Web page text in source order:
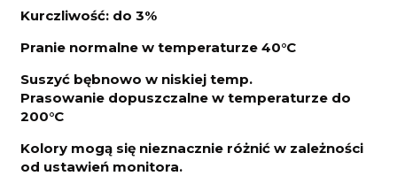
Kurczliwość: do 3%
Pranie normalne w temperaturze 40°C
Suszyć bębnowo w niskiej temp.
Prasowanie dopuszczalne w temperaturze do
200°C
Kolory mogą się nieznacznie różnić w zależności
od ustawień monitora.